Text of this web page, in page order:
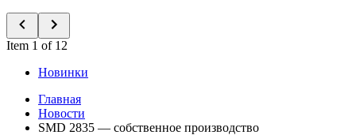
Item 1 of 12
Новинки
Главная
Новости
SMD 2835 — собственное производство